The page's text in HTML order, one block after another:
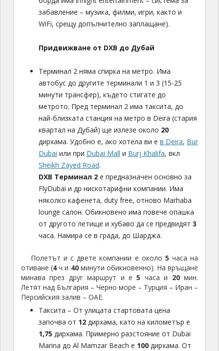
забавление – музика, филми, игри, както и
WiFi, срещу допълнително заплащане).
Придвижване от DXB до Дубай
Tерминал 2 няма спирка на метро. Има
автобус до другите терминали 1 и 3 (15-25
минути трансфер), където стигате до
метрото. Пред терминал 2 има таксита, до
най-близката станция на метро в Deira (стария
квартал на Дубай) ще излезе около 20
дирхама. Удобно е, ако хотела ви е в Deira, Bur
Dubai или при Dubai Mall и Burj Khalifa, вкл
Sheikh Zayed Road.
DXB Терминал 2е предназначен основно за
FlyDubai и др нискотарифни компании. Има
няколко кафенета, duty free, отново Marhaba
lounge салон. Обикновено има повече опашка
от другото летище и хубаво да се предвидят 3
часа. Намира се в града, до Шарджа.
Полетът и с двете компании е около 5 часа на
отиване (4ч и 40минути обикновенно). На връщане
минава през друг маршрут и е5 часа и 20мин.
Летят над България – Черно море – Турция – Иран –
Персийския залив – ОАЕ.
Таксита – От улицата стартовата цена
започва от 12дирхама, като на километър е
1,75 дирхама. Примерно разстояние от Dubai
Marina до Al Mamzar Beach е 100дирхама. От